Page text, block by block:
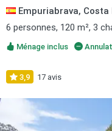
Empuriabrava, Costa
6 personnes, 120 m², 3
Ménage inclus
3,9 17 avis